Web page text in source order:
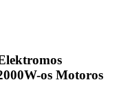
os Motoros